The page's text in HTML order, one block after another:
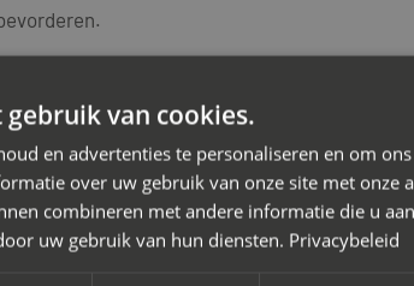
uniek is en daarom bieden we
over diepgaande kennis van
met je werkgever. Neem
zetten we de eerste stap richting een
van cookies.
en advertenties te personaliseren en om
over uw gebruik van onze site met onze
combineren met andere informatie die u
uw gebruik van hun diensten. Privacybeleid